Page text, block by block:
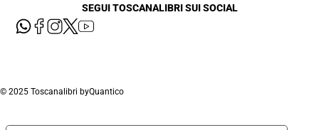
SEGUI TOSCANALIBRI SUI SOCIAL
© 2025 Toscanalibri byQuantico